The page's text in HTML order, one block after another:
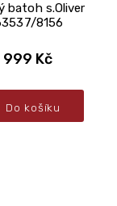
batoh s.Oliver
8156
999 Kč
Do košíku